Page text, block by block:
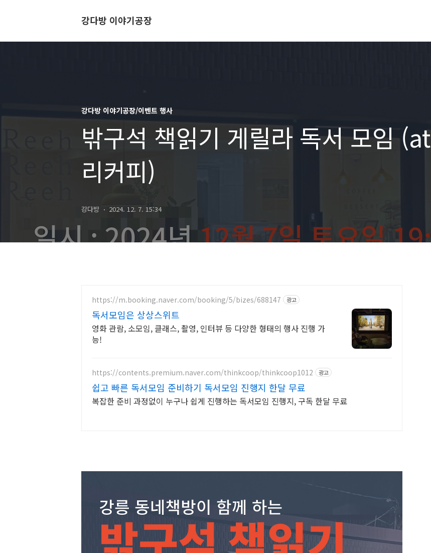
강다방 이야기공장
강다방 이야기공장/이벤트 행사
밖구석 책읽기 게릴라 독서 모임 (at
리커피)
강다방 2024. 12. 7. 15:34
https://m.booking.naver.com/booking/5/bizes/688147 광고
독서모임은 상상스위트
영화 관람, 소모임, 클래스, 촬영, 인터뷰 등 다양한 형태의 행사 진행 가
능!
https://contents.premium.naver.com/thinkcoop/thinkcoop1012 광고
쉽고 빠른 독서모임 준비하기 독서모임 진행지 한달 무료
복잡한 준비 과정없이 누구나 쉽게 진행하는 독서모임 진행지, 구독 한달 무료